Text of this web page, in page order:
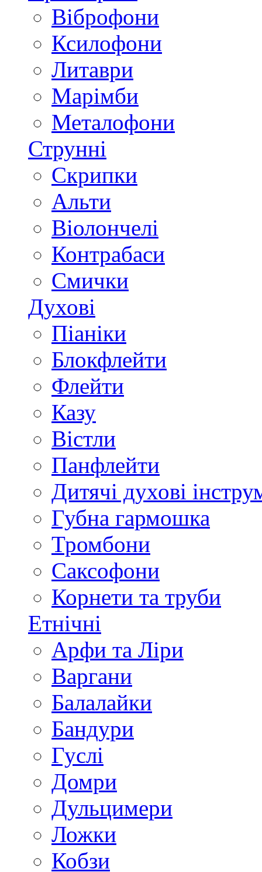
Віброфони
Ксилофони
Литаври
Марімби
Металофони
Струнні
Скрипки
Альти
Віолончелі
Контрабаси
Смички
Духові
Піаніки
Блокфлейти
Флейти
Казу
Вістли
Панфлейти
Дитячі духові
Губна гармошка
Тромбони
Саксофони
Корнети та труби
Етнічні
Арфи та Ліри
Варгани
Балалайки
Бандури
Гуслі
Домри
Дульцимери
Ложки
Кобзи